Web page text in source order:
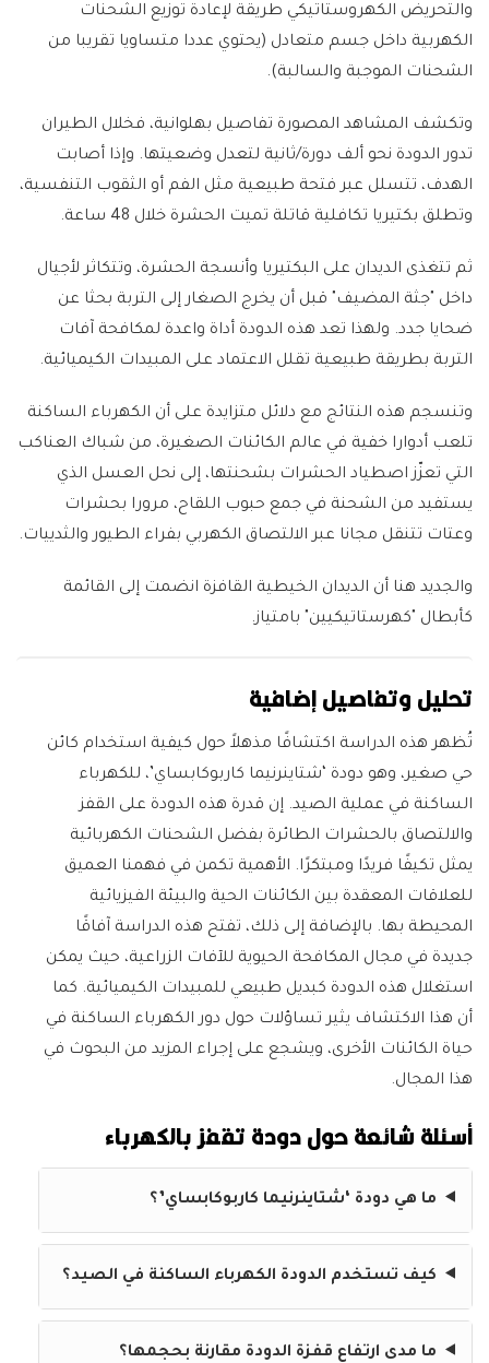
والتحريض الكهروستاتيكي طريقة لإعادة توزيع الشحنات
الكهربية داخل جسم متعادل (يحتوي عددا متساويا تقريبا من
الشحنات الموجبة والسالبة).
وتكشف المشاهد المصورة تفاصيل بهلوانية، فخلال الطيران
تدور الدودة نحو ألف دورة/ثانية لتعدل وضعيتها. وإذا أصابت
الهدف، تتسلل عبر فتحة طبيعية مثل الفم أو الثقوب التنفسية،
وتطلق بكتيريا تكافلية قاتلة تميت الحشرة خلال 48 ساعة.
ثم تتغذى الديدان على البكتيريا وأنسجة الحشرة، وتتكاثر لأجيال
داخل "جثة المضيف" قبل أن يخرج الصغار إلى التربة بحثا عن
ضحايا جدد. ولهذا تعد هذه الدودة أداة واعدة لمكافحة آفات
التربة بطريقة طبيعية تقلل الاعتماد على المبيدات الكيميائية.
وتنسجم هذه النتائج مع دلائل متزايدة على أن الكهرباء الساكنة
تلعب أدوارا خفية في عالم الكائنات الصغيرة، من شباك العناكب
التي تعزّز اصطياد الحشرات بشحنتها، إلى نحل العسل الذي
يستفيد من الشحنة في جمع حبوب اللقاح، مرورا بحشرات
وعتات تتنقل مجانا عبر الالتصاق الكهربي بفراء الطيور والثدييات.
والجديد هنا أن الديدان الخيطية القافزة انضمت إلى القائمة
كأبطال "كهرستاتيكيين" بامتياز.
تحليل وتفاصيل إضافية
تُظهر هذه الدراسة اكتشافًا مذهلاً حول كيفية استخدام كائن
حي صغير، وهو دودة ‘شتاينرنيما كاربوكابساي’، للكهرباء
الساكنة في عملية الصيد. إن قدرة هذه الدودة على القفز
والالتصاق بالحشرات الطائرة بفضل الشحنات الكهربائية
يمثل تكيفًا فريدًا ومبتكرًا. الأهمية تكمن في فهمنا العميق
للعلاقات المعقدة بين الكائنات الحية والبيئة الفيزيائية
المحيطة بها. بالإضافة إلى ذلك، تفتح هذه الدراسة آفاقًا
جديدة في مجال المكافحة الحيوية للآفات الزراعية، حيث يمكن
استغلال هذه الدودة كبديل طبيعي للمبيدات الكيميائية. كما
أن هذا الاكتشاف يثير تساؤلات حول دور الكهرباء الساكنة في
حياة الكائنات الأخرى، ويشجع على إجراء المزيد من البحوث في
هذا المجال.
أسئلة شائعة حول دودة تقفز بالكهرباء
ما هي دودة ‘شتاينرنيما كاربوكابساي’؟
كيف تستخدم الدودة الكهرباء الساكنة في الصيد؟
ما مدى ارتفاع قفزة الدودة مقارنة بحجمها؟